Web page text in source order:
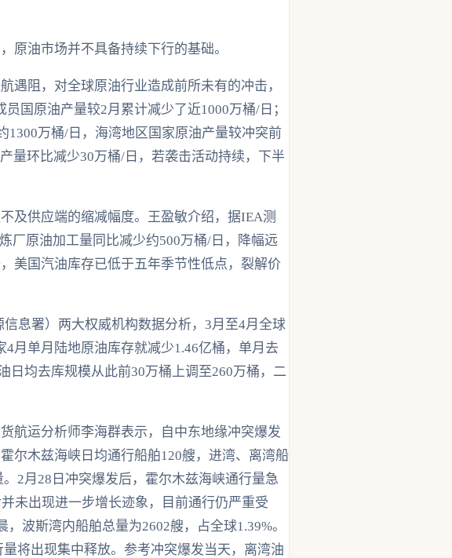
原油市场并不具备持续下行的基础。
遇阻，对全球原油行业造成前所未有的冲击，
国原油产量较2月累计减少了近1000万桶/日；
万桶/日，海湾地区国家原油产量较冲突前
量环比减少30万桶/日，若袭击活动持续，下半
及供应端的缩减幅度。王盈敏介绍，据IEA测
厂原油加工量同比减少约500万桶/日，降幅远
美国汽油库存已低于五年季节性低点，裂解价
息署）两大权威机构数据分析，3月至4月全球
月单月陆地原油库存就减少1.46亿桶，单月去
日均去库规模从此前30万桶上调至260万桶，二
航运分析师李海群表示，自中东地缘冲突爆发
尔木兹海峡日均通行船舶120艘，进湾、离湾船
2月28日冲突爆发后，霍尔木兹海峡通行量急
未出现进一步增长迹象，目前通行仍严重受
波斯湾内船舶总量为2602艘，占全球1.39%。
将出现集中释放。参考冲突爆发当天，离湾油